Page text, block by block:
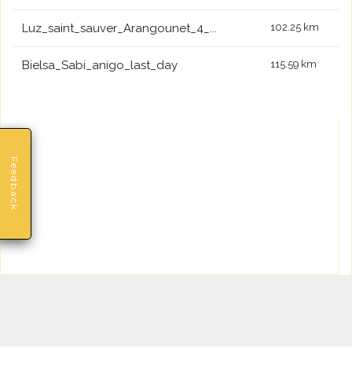
Feedback
Luz_saint_sauver_Arangounet_4_... 102.25 km
Bielsa_Sabi_anigo_last_day 115.59 km